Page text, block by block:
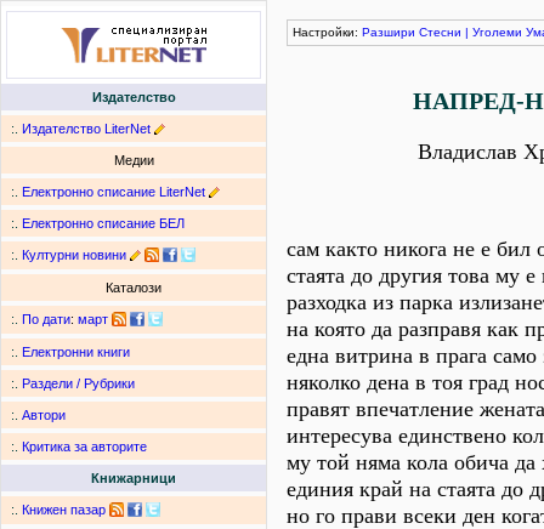
Издателство
:. Издателство LiterNet
Медии
:. Електронно списание LiterNet
:. Електронно списание БЕЛ
:. Културни новини
Каталози
:. По дати: март
:. Електронни книги
:. Раздели / Рубрики
:. Автори
:. Критика за авторите
Книжарници
:. Книжен пазар
Настройки: Разшири Стесни | Уголеми
НАПРЕД-
Владислав
сам както никога не е бил
стаята до другия това му
разходка из парка
на която да разправя как
една витрина в прага
няколко дена в тоя град
правят впечатление
интересува единствено
му той няма кола обича
единия край на стаята до
но го прави всеки ден